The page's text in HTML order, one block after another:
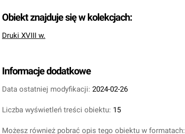
Obiekt znajduje się w kolekcjach:
Druki XVIII w.
Informacje dodatkowe
Data ostatniej modyfikacji: 2024-02-26
Liczba wyświetleń treści obiektu: 15
Możesz również pobrać opis tego obiektu w formatach: